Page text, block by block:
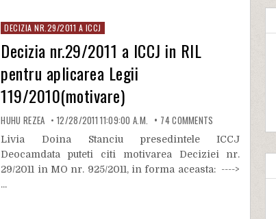
DECIZIA NR.29/2011 A ICCJ
Decizia nr.29/2011 a ICCJ in RIL
pentru aplicarea Legii
119/2010(motivare)
HUHU REZEA 12/28/2011 11:09:00 A.M. 74COMMENTS
Livia Doina Stanciu presedintele ICCJ
Deocamdata puteti citi motivarea Deciziei nr.
29/2011 in MO nr. 925/2011, in forma aceasta: ---->
...